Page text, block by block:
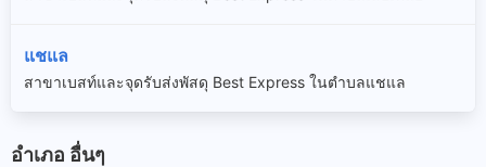
แชแล
สาขาเบสท์และจุดรับส่งพัสดุ Best Express ในตำบลแชแล
อำเภอ อื่นๆ